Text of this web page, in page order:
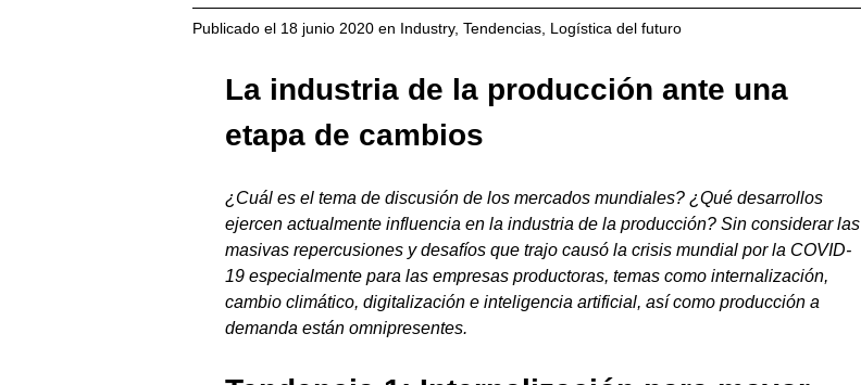
Publicado el 18 junio 2020 en Industry, Tendencias Logística del futuro
La industria de la producción ante una
etapa de cambios
¿Cuál es el tema de discusión de los mercados mundiales? ¿Qué desarrollos
ejercen actualmente influencia en la industria de la producción? Sin considerar las
masivas repercusiones y desafíos que trajo causó la crisis mundial por la COVID-
19 especialmente para las empresas productoras, temas como internalización,
cambio climático, digitalización e inteligencia artificial, así como producción a
demanda están omnipresentes.